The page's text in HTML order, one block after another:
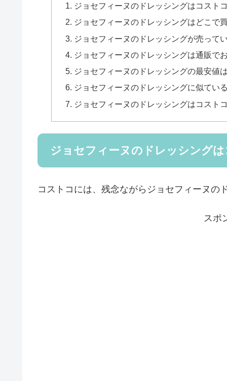
ジョセフィーヌのドレッシングはコスト
ジョセフィーヌのドレッシングはどこで
ジョセフィーヌのドレッシングが売って
ジョセフィーヌのドレッシングは通販で
ジョセフィーヌのドレッシングの最安値
ジョセフィーヌのドレッシングに似てい
ジョセフィーヌのドレッシングはコスト
ジョセフィーヌのドレッシング
コストコには、残念ながらジョセフィーヌの
スポ